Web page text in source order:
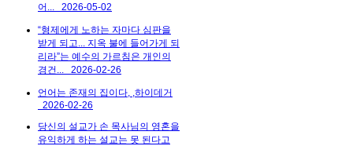
어...
2026-05-02
“형제에게 노하는 자마다 심판을
받게 되고... 지옥 불에 들어가게 되
리라”는 예수의 가르침은 개인의
경건...
2026-02-26
언어는 존재의 집이다, ,하이데거
2026-02-26
당신의 설교가 손 목사님의 영혼을
유익하게 하는 설교는 못 된다고